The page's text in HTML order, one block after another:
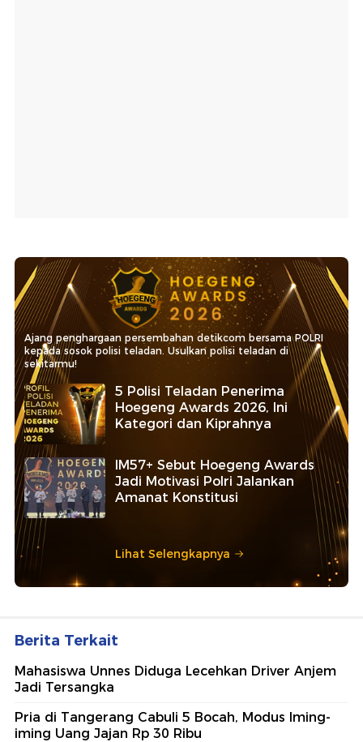
Ajang penghargaan persembahan detikcom bersama POLRI
kepada sosok polisi teladan. Usulkan polisi teladan di
sekitarmu!
5 Polisi Teladan Penerima
Hoegeng Awards 2026, Ini
Kategori dan Kiprahnya
IM57+ Sebut Hoegeng Awards
Jadi Motivasi Polri Jalankan
Amanat Konstitusi
Lihat Selengkapnya
Berita Terkait
Mahasiswa Unnes Diduga Lecehkan Driver Anjem
Jadi Tersangka
Pria di Tangerang Cabuli 5 Bocah, Modus Iming-
iming Uang Jajan Rp 30 Ribu